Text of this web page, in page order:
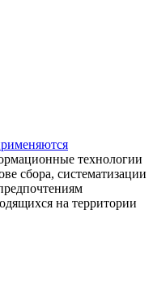
технологии
сбора, систематизации
на территории